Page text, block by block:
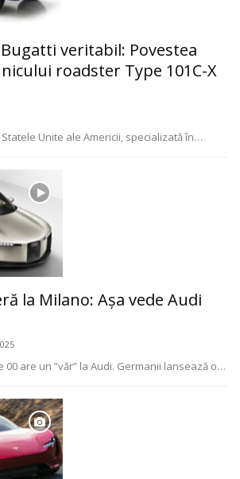
veritabil: Povestea
roadster Type 101C-X
Unite ale Americii, specializată în…
la Milano: Așa vede Audi
00 are un ”văr” la Audi. Germanii lansează o…